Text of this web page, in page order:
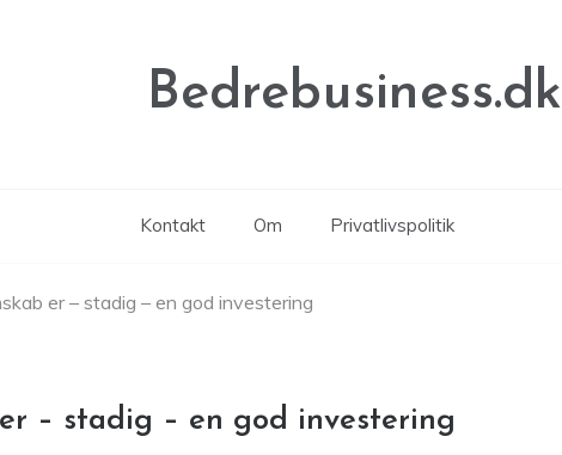
Bedrebusiness.dk
Kontakt Om Privatlivspolitik
er – stadig – en god investering
– stadig – en god investering